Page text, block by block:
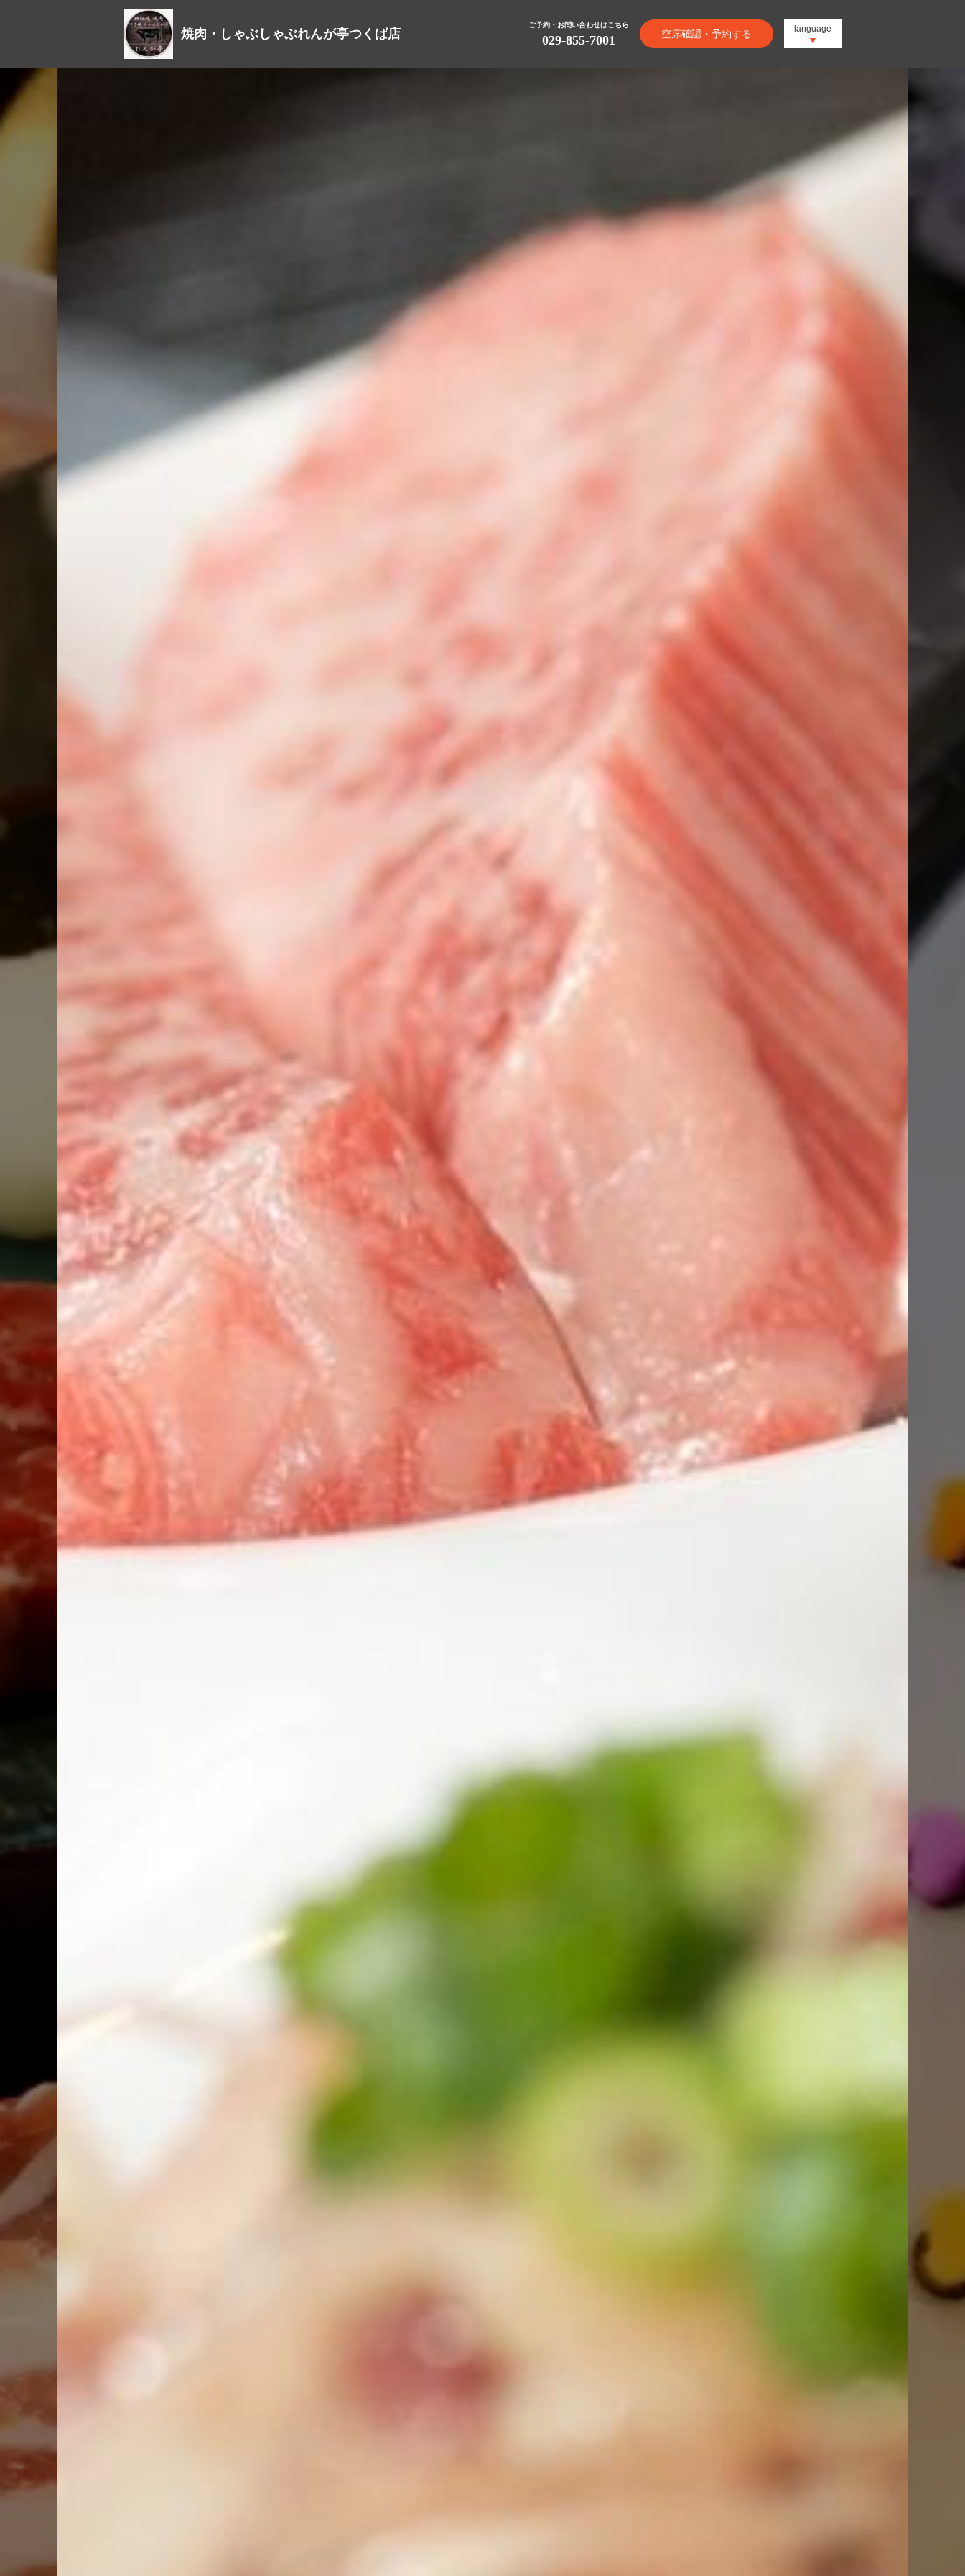
焼肉・しゃぶしゃぶれんが亭つくば店
ご予約・お問い合わせはこちら
029-855-7001 空席確認・予約する language